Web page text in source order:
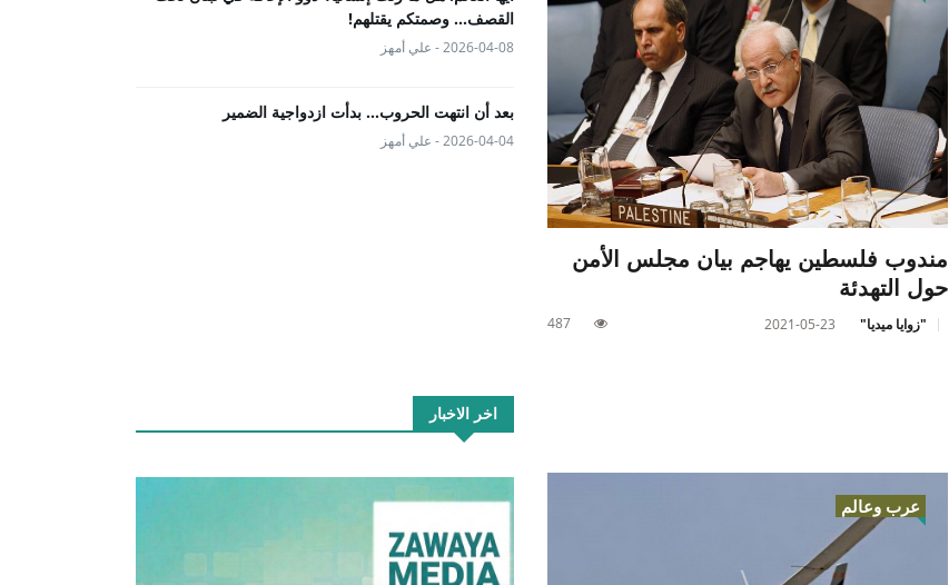
مندوب فلسطين يهاجم بيان مجلس الأمن
حول التهدئة
"زوايا ميديا" 2021-05-23
487
عرب وعالم
القصف... وصمتكم يقتلهم!
2026-04-08 - علي أمهز
بعد أن انتهت الحروب… بدأت ازدواجية الضمير
2026-04-04 - علي أمهز
اخر الاخبار